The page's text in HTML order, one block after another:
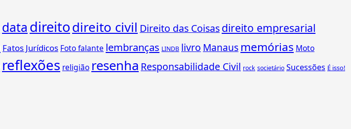
data direitodireito civil Direito das Coisasdireito empresarial
Fatos Jurídicos Foto falante lembranças LINDB livro Manaus memórias Moto
reflexões religião resenha Responsabilidade Civil rock societário Sucessões É isso!